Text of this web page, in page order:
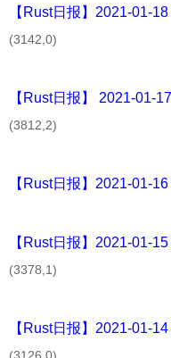
【Rust日报】2021-01-
(3142,0)
【Rust日报】 2021-01-
(3812,2)
【Rust日报】2021-01-
【Rust日报】2021-01-
(3378,1)
【Rust日报】2021-01-